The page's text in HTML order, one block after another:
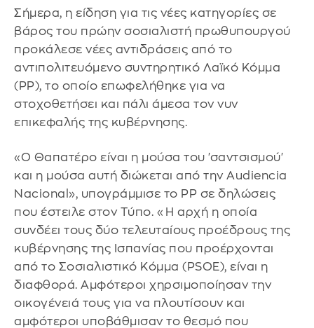
Σήμερα, η είδηση για τις νέες κατηγορίες σε
βάρος του πρώην σοσιαλιστή πρωθυπουργού
προκάλεσε νέες αντιδράσεις από το
αντιπολιτευόμενο συντηρητικό Λαϊκό Κόμμα
(PP), το οποίο επωφελήθηκε για να
στοχοθετήσει και πάλι άμεσα τον νυν
επικεφαλής της κυβέρνησης.
«Ο Θαπατέρο είναι η μούσα του 'σαντσισμού'
και η μούσα αυτή διώκεται από την Audiencia
Nacional», υπογράμμισε το PP σε δηλώσεις
που έστειλε στον Τύπο. «Η αρχή η οποία
συνδέει τους δύο τελευταίους προέδρους της
κυβέρνησης της Ισπανίας που προέρχονται
από το Σοσιαλιστικό Κόμμα (PSOE), είναι η
διαφθορά. Αμφότεροι χηρσιμοποίησαν την
οικογένειά τους για να πλουτίσουν και
αμφότεροι υποβάθμισαν το θεσμό που